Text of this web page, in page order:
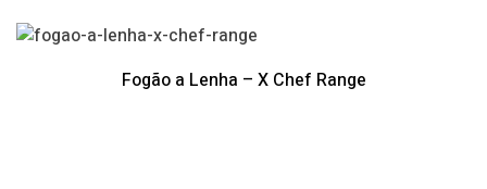
Fogão a Lenha – X Chef Range